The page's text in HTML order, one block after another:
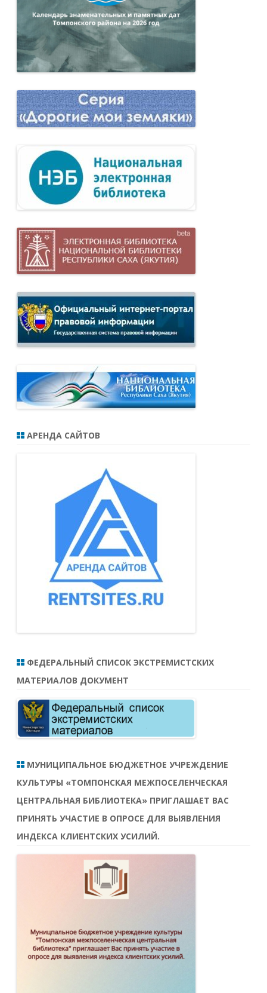
АРЕНДА САЙТОВ
ФЕДЕРАЛЬНЫЙ СПИСОК ЭКСТРЕМИСТСКИХ
МАТЕРИАЛОВ ДОКУМЕНТ
МУНИЦИПАЛЬНОЕ БЮДЖЕТНОЕ УЧРЕЖДЕНИЕ
КУЛЬТУРЫ «ТОМПОНСКАЯ МЕЖПОСЕЛЕНЧЕСКАЯ
ЦЕНТРАЛЬНАЯ БИБЛИОТЕКА» ПРИГЛАШАЕТ ВАС
ПРИНЯТЬ УЧАСТИЕ В ОПРОСЕ ДЛЯ ВЫЯВЛЕНИЯ
ИНДЕКСА КЛИЕНТСКИХ УСИЛИЙ.